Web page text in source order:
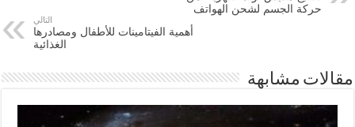
حركة الجسم لشحن الهواتف
التالي
أهمية الفيتامينات للأطفال ومصادرها
الغذائية
مقالات مشابهة